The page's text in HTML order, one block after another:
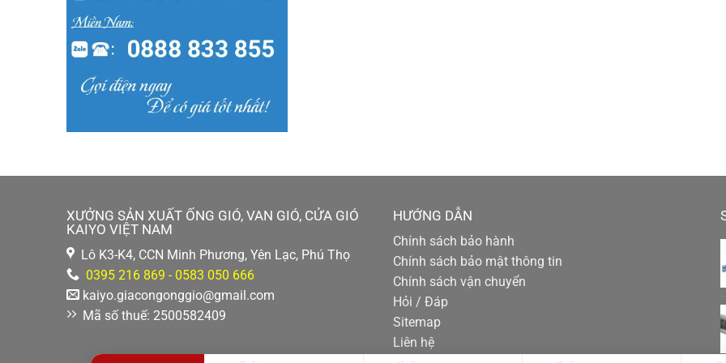
XƯỞNG SẢN XUẤT ỐNG GIÓ, VAN GIÓ, CỬA GIÓ
KAIYO VIỆT NAM
Lô K3-K4, CCN Minh Phương, Yên Lạc, Phú Thọ
0395 216 869 - 0583 050 666
kaiyo.giacongonggio@gmail.com
Mã số thuế: 2500582409
HƯỚNG DẪN
Chính sách bảo hành
Chính sách bảo mật thông tin
Chính sách vận chuyển
Hỏi / Đáp
Sitemap
Liên hệ